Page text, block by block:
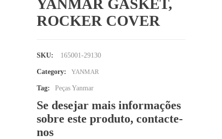
YANMAR GASKET,
ROCKER COVER
SKU: 165001-29130
Category: YANMAR
Tag: Peças Yanmar
Se desejar mais informações
sobre este produto, contacte-
nos